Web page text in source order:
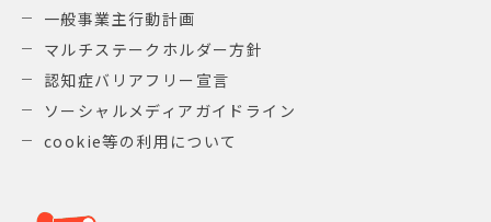
一般事業主行動計画
マルチステークホルダー方針
認知症バリアフリー宣言
ソーシャルメディアガイドライン
cookie等の利用について